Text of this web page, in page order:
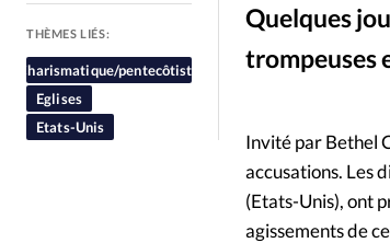
People
Politique
Quelques
trompeuses
THÈMES LIÉS:
Charismatique/pentecôtiste
Eglises
Etats-Unis
Invité par Bethel
accusations. Les
(Etats-Unis), ont
agissements de